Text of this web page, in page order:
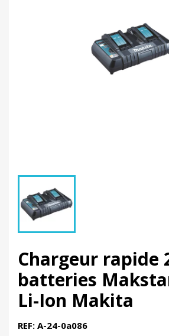
Chargeur rapide
batteries
Li-Ion Makita
REF: A-24-0a086